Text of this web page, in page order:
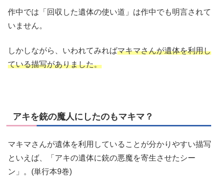
作中では「回収した遺体の使い道」は作中でも明言されて
いません。
しかしながら、いわれてみればマキマさんが遺体を利用し
ている描写がありました。
アキを銃の魔人にしたのもマキマ？
マキマさんが遺体を利用していることが分かりやすい描写
といえば、「アキの遺体に銃の悪魔を寄生させたシー
ン」。(単行本9巻)